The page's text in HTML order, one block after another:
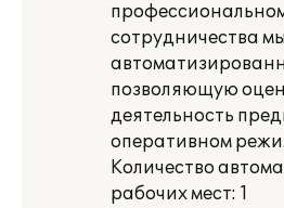
сотрудничества
позволяющую
деятельность
оперативном
Количество
рабочих мест: 1